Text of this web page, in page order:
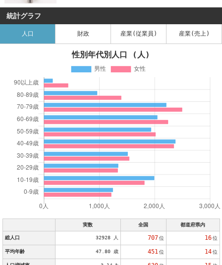
統計グラフ
人口 財政 産業(従業員) 産業(売上)
性別年代別人口 (人)
実数 全国 都道府県内
総人口 32928 人 707 位 16 位
平均年齢 47.80 歳 451 位 14 位